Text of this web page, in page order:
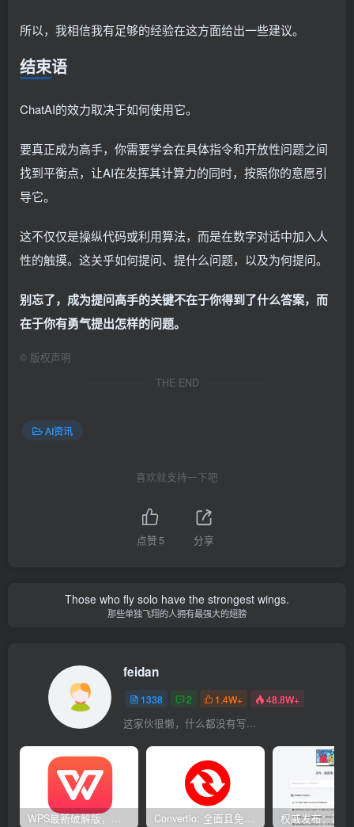
所以，我相信我有足够的经验在这方面给出一些建议。
结束语
ChatAI的效力取决于如何使用它。
要真正成为高手，你需要学会在具体指令和开放性问题之间
找到平衡点，让AI在发挥其计算力的同时，按照你的意愿引
导它。
这不仅仅是操纵代码或利用算法，而是在数字对话中加入人
性的触摸。这关乎如何提问、提什么问题，以及为何提问。
别忘了，成为提问高手的关键不在于你得到了什么答案，而
在于你有勇气提出怎样的问题。
© 版权声明
THE END
AI资讯
喜欢就支持一下吧
点赞 5 分享
Those who fly solo have the strongest wings.
那些单独飞翔的人拥有最强大的翅膀
feidan
1338 2 1.4W+ 48.8W+
这家伙很懒，什么都没有写...
WPS最新破解版，已永久激活，无限制使用！ Convertio: 全面且免费的在线文件转换工具